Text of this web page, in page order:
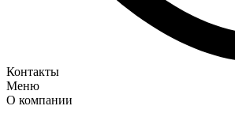
Контакты
Меню
О компании